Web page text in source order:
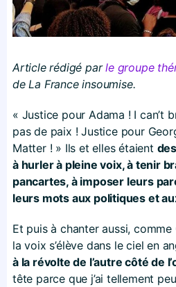
Article rédigé parle groupe
de La France insoumise.
« Justice pour Adama ! I can’t
pas de paix ! Justice pour
Matter ! » Ils et elles étaient
à hurler à pleine voix, à tenir
pancartes, à imposer leurs
leurs mots aux politiques et
Et puis à chanter aussi,
la voix s’élève dans le ciel en
à la révolte de l’autre côté de
tête parce que j’ai tellement